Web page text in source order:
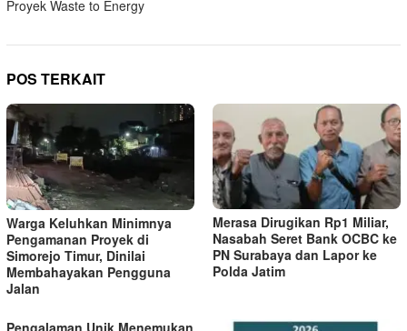
g
a
s
i
p
o
s
Proyek Waste to Energy
POS TERKAIT
Warga Keluhkan Minimnya
Pengamanan Proyek di
Simorejo Timur, Dinilai
Membahayakan Pengguna
Jalan
Merasa Dirugikan Rp1 Miliar,
Nasabah Seret Bank OCBC ke
PN Surabaya dan Lapor ke
Polda Jatim